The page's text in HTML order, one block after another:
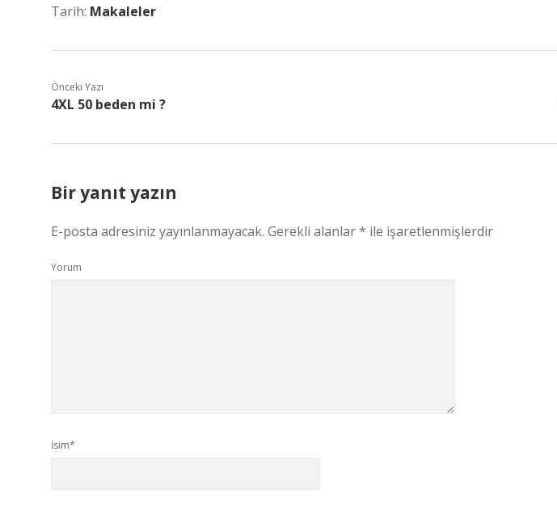
Tarih: Makaleler
Önceki Yazı
4XL 50 beden mi ?
Bir yanıt yazın
E-posta adresiniz yayınlanmayacak. Gerekli alanlar* ile işaretlenmişlerdir
Yorum
İsim*